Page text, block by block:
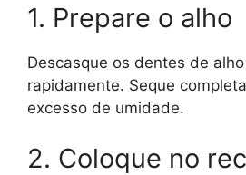
1. Prepare o alho
Descasque os dentes de
rapidamente. Seque
excesso de umidade.
2. Coloque no